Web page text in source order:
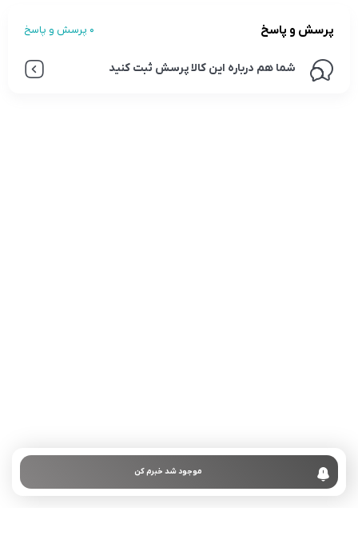
موجود شد خبرم کن
پرسش و پاسخ 0 پرسش و پاسخ
شما هم درباره این کالا پرسش ثبت کنید
درباره ما